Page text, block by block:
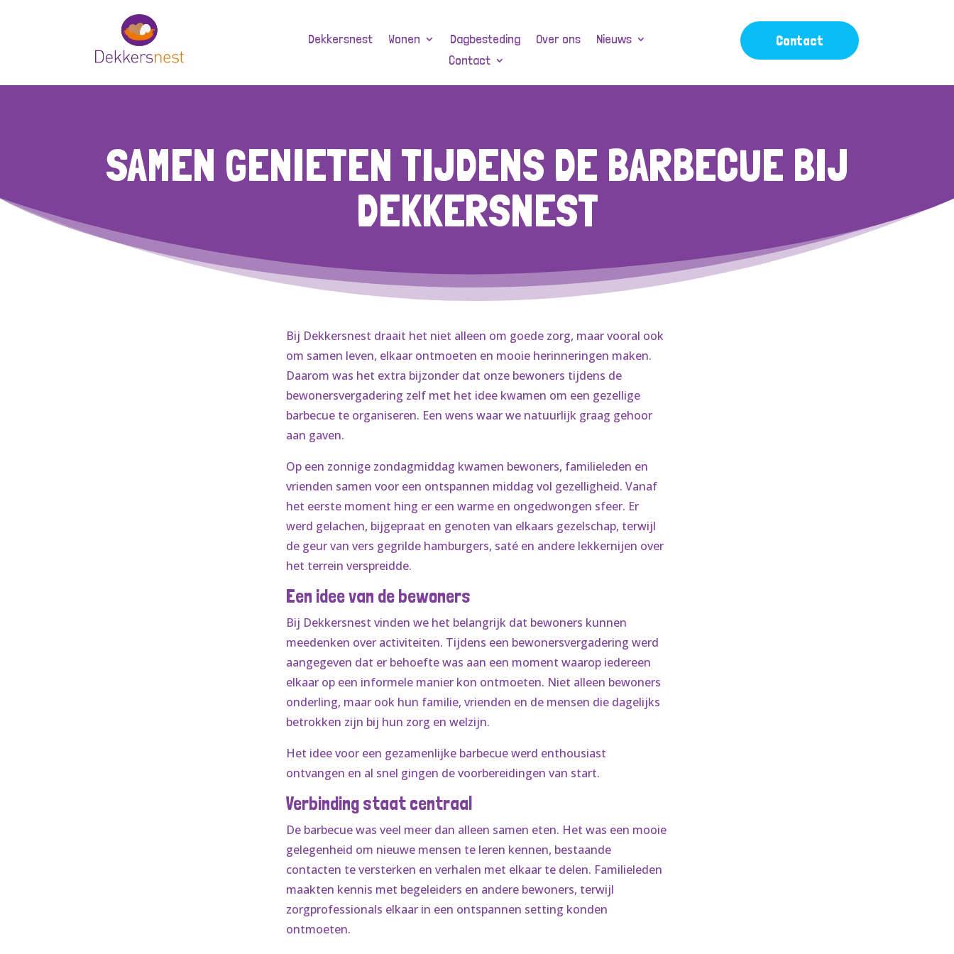
Dekkersnest Wonen Dagbesteding Over ons
Nieuws
Contact
Contact
SAMEN GENIETEN TIJDENS DE BARBECUE BIJ
DEKKERSNEST
Bij Dekkersnest draait het niet alleen om goede zorg, maar vooral ook
om samen leven, elkaar ontmoeten en mooie herinneringen maken.
Daarom was het extra bijzonder dat onze bewoners tijdens de
bewonersvergadering zelf met het idee kwamen om een gezellige
barbecue te organiseren. Een wens waar we natuurlijk graag gehoor
aan gaven.
Op een zonnige zondagmiddag kwamen bewoners, familieleden en
vrienden samen voor een ontspannen middag vol gezelligheid. Vanaf
het eerste moment hing er een warme en ongedwongen sfeer. Er
werd gelachen, bijgepraat en genoten van elkaars gezelschap, terwijl
de geur van vers gegrilde hamburgers, saté en andere lekkernijen over
het terrein verspreidde.
Een idee van de bewoners
Bij Dekkersnest vinden we het belangrijk dat bewoners kunnen
meedenken over activiteiten. Tijdens een bewonersvergadering werd
aangegeven dat er behoefte was aan een moment waarop iedereen
elkaar op een informele manier kon ontmoeten. Niet alleen bewoners
onderling, maar ook hun familie, vrienden en de mensen die dagelijks
betrokken zijn bij hun zorg en welzijn.
Het idee voor een gezamenlijke barbecue werd enthousiast
ontvangen en al snel gingen de voorbereidingen van start.
Verbinding staat centraal
De barbecue was veel meer dan alleen samen eten. Het was een mooie
gelegenheid om nieuwe mensen te leren kennen, bestaande
contacten te versterken en verhalen met elkaar te delen. Familieleden
maakten kennis met begeleiders en andere bewoners, terwijl
zorgprofessionals elkaar in een ontspannen setting konden
ontmoeten.